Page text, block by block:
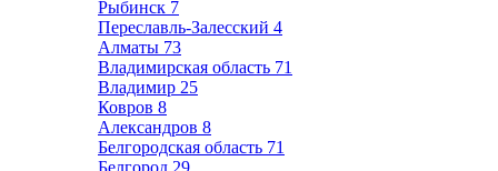
Рыбинск 7
Переславль-Залесский 4
Алматы 73
Владимирская область 71
Владимир 25
Ковров 8
Александров 8
Белгородская область 71
Белгород 29